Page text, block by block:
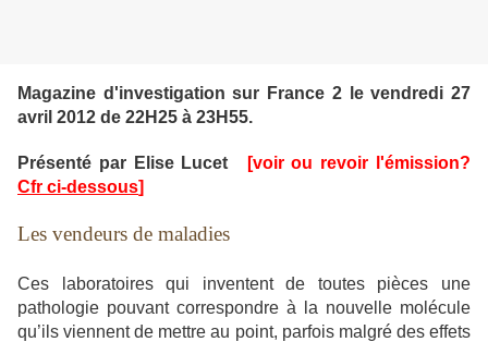
Magazine d'investigation sur France 2 le vendredi 27
avril 2012 de 22H25 à 23H55.
Présenté par Elise Lucet
[voir ou revoir l'émission?
Cfr ci-dessous]
Les vendeurs de maladies
Ces laboratoires qui inventent de toutes pièces une
pathologie pouvant correspondre à la nouvelle molécule
qu’ils viennent de mettre au point, parfois malgré des effets